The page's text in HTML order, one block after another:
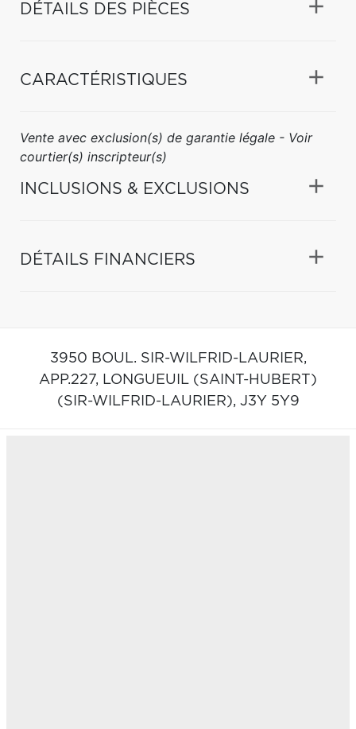
DÉTAILS DES PIÈCES
CARACTÉRISTIQUES
Vente avec exclusion(s) de garantie légale - Voir
courtier(s) inscripteur(s)
INCLUSIONS & EXCLUSIONS
DÉTAILS FINANCIERS
3950 BOUL. SIR-WILFRID-LAURIER,
APP.227, LONGUEUIL (SAINT-HUBERT)
(SIR-WILFRID-LAURIER), J3Y 5Y9